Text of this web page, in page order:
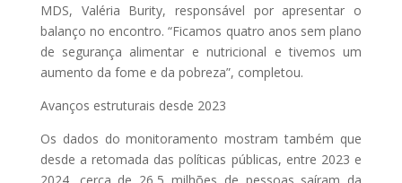
MDS, Valéria Burity, responsável por apresentar o
balanço no encontro. “Ficamos quatro anos sem plano
de segurança alimentar e nutricional e tivemos um
aumento da fome e da pobreza”, completou.
Avanços estruturais desde 2023
Os dados do monitoramento mostram também que
desde a retomada das políticas públicas, entre 2023 e